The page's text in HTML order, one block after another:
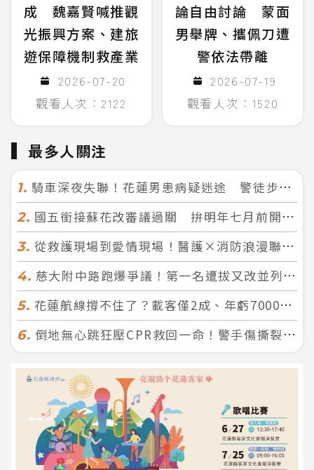
成 魏嘉賢喊推觀
光振興方案、建旅
遊保障機制救產業
2026-07-20
觀看人次：2122
論自由討論 蒙面
男舉牌、攜佩刀遭
警依法帶離
2026-07-19
觀看人次：1520
最多人關注
1. 騎車深夜失聯！花蓮男患病疑迷途 警徒步百米急尋救回一命
2. 國五銜接蘇花改審議過關 拚明年七月前開工！台北花蓮2小時生活圈成形
3. 從救護現場到愛情現場！醫護×消防浪漫聯誼 32人配對成功5對
4. 慈大附中路跑爆爭議！第一名遭拔又改並列 家長怒：難以接受
5. 花蓮航線撐不住了？載客僅2成、年虧7000萬 華信喊：真的快飛不下去
6. 倒地無心跳狂壓CPR救回一命！警手傷撕裂仍不放手 竟救到藝人何篤霖哥哥